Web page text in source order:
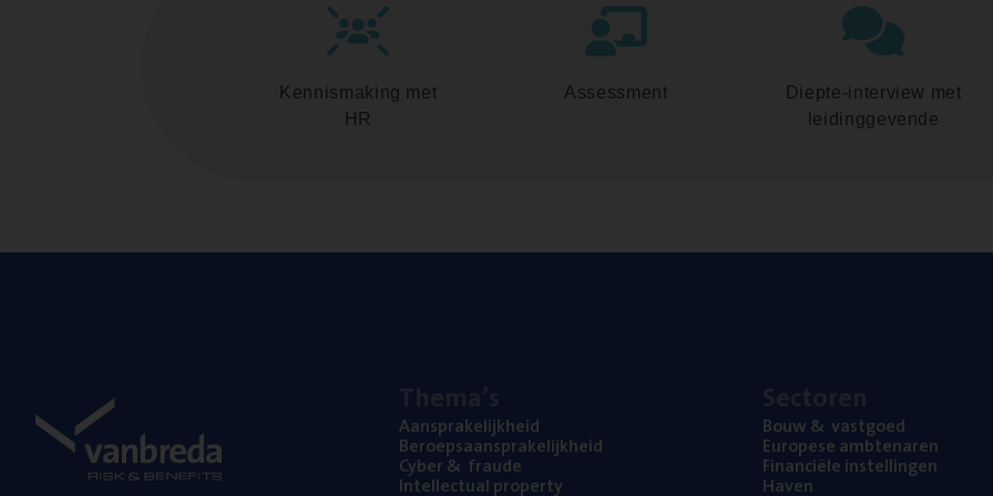
Kennismaking met
HR
Assessment
Diepte-interview met
leidinggevende
Aan­spra­ke­lijk­heid
Beroeps­aan­spra­ke­lijk­heid
Cyber& fraude
Intel­lec­tu­al property
Bouw& vastgoed
Euro­pe­se ambtenaren
Finan­ci­ë­le instellingen
Haven